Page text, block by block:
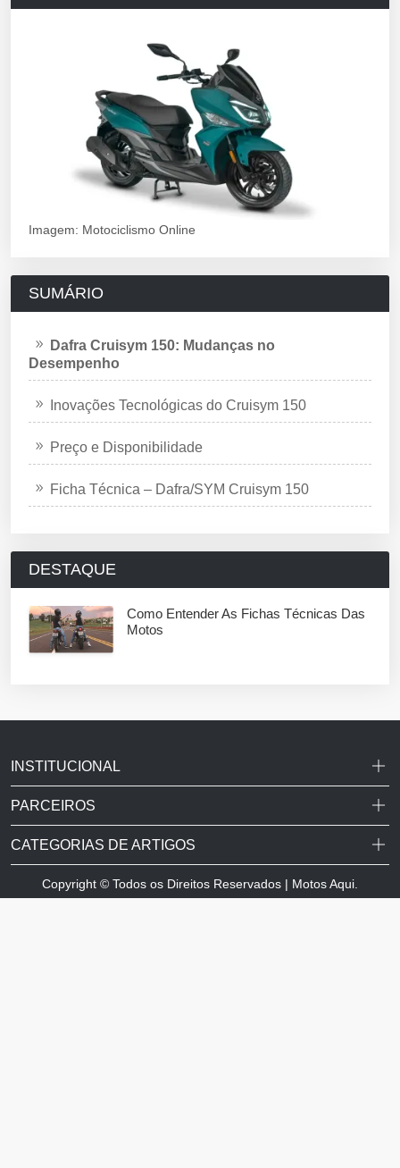
Imagem: Motociclismo Online
SUMÁRIO
Dafra Cruisym 150: Mudanças no
Desempenho
Inovações Tecnológicas do Cruisym 150
Preço e Disponibilidade
Ficha Técnica – Dafra/SYM Cruisym 150
DESTAQUE
Como Entender As Fichas Técnicas Das
Motos
INSTITUCIONAL
PARCEIROS
CATEGORIAS DE ARTIGOS
Copyright © Todos os Direitos Reservados | Motos Aqui.